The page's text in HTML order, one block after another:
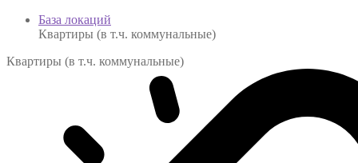
База локаций
Квартиры (в т.ч. коммунальные)
Квартиры (в т.ч. коммунальные)